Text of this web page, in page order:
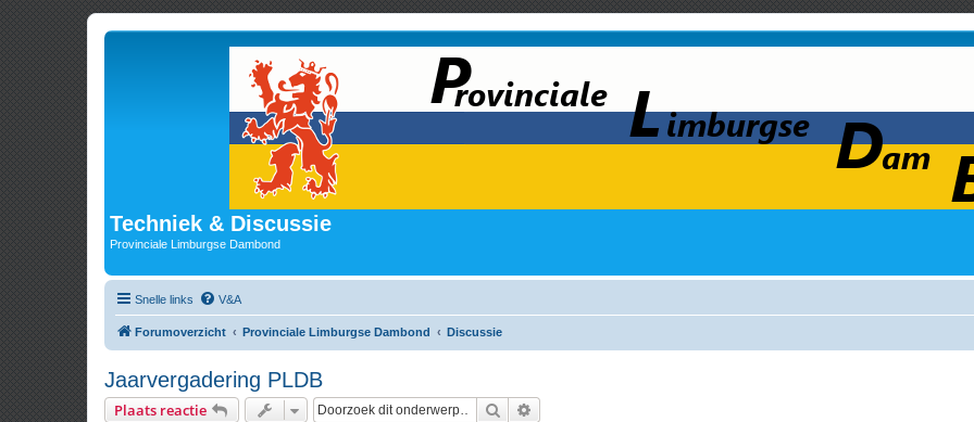
Techniek & Discussie
Provinciale Limburgse Dambond
Snelle links V&A
Forumoverzicht Provinciale Limburgse Dambond Discussie
Jaarvergadering PLDB
Plaats reactie Zoek